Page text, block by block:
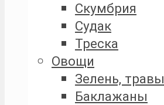
Скумбрия
Судак
Треска
Овощи
Зелень, травы
Баклажаны